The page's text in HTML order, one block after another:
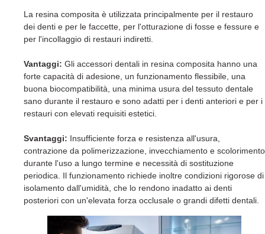
La resina composita è utilizzata principalmente per il restauro
dei denti e per le faccette, per l'otturazione di fosse e fessure e
per l'incollaggio di restauri indiretti.
Vantaggi: Gli accessori dentali in resina composita hanno una
forte capacità di adesione, un funzionamento flessibile, una
buona biocompatibilità, una minima usura del tessuto dentale
sano durante il restauro e sono adatti per i denti anteriori e per i
restauri con elevati requisiti estetici.
Svantaggi: Insufficiente forza e resistenza all'usura,
contrazione da polimerizzazione, invecchiamento e scolorimento
durante l'uso a lungo termine e necessità di sostituzione
periodica. Il funzionamento richiede inoltre condizioni rigorose di
isolamento dall'umidità, che lo rendono inadatto ai denti
posteriori con un'elevata forza occlusale o grandi difetti dentali.